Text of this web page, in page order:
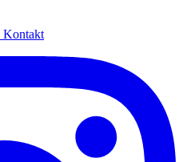
Kontakt